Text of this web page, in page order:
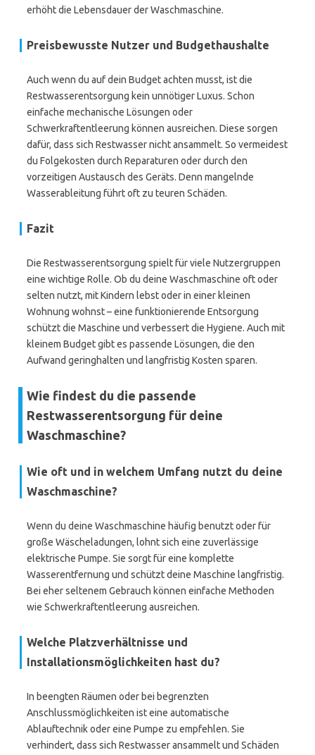
erhöht die Lebensdauer der Waschmaschine.
Preisbewusste Nutzer und Budgethaushalte
Auch wenn du auf dein Budget achten musst, ist die
Restwasserentsorgung kein unnötiger Luxus. Schon
einfache mechanische Lösungen oder
Schwerkraftentleerung können ausreichen. Diese sorgen
dafür, dass sich Restwasser nicht ansammelt. So vermeidest
du Folgekosten durch Reparaturen oder durch den
vorzeitigen Austausch des Geräts. Denn mangelnde
Wasserableitung führt oft zu teuren Schäden.
Fazit
Die Restwasserentsorgung spielt für viele Nutzergruppen
eine wichtige Rolle. Ob du deine Waschmaschine oft oder
selten nutzt, mit Kindern lebst oder in einer kleinen
Wohnung wohnst – eine funktionierende Entsorgung
schützt die Maschine und verbessert die Hygiene. Auch mit
kleinem Budget gibt es passende Lösungen, die den
Aufwand geringhalten und langfristig Kosten sparen.
Wie findest du die passende
Restwasserentsorgung für deine
Waschmaschine?
Wie oft und in welchem Umfang nutzt du deine
Waschmaschine?
Wenn du deine Waschmaschine häufig benutzt oder für
große Wäscheladungen, lohnt sich eine zuverlässige
elektrische Pumpe. Sie sorgt für eine komplette
Wasserentfernung und schützt deine Maschine langfristig.
Bei eher seltenem Gebrauch können einfache Methoden
wie Schwerkraftentleerung ausreichen.
Welche Platzverhältnisse und
Installationsmöglichkeiten hast du?
In beengten Räumen oder bei begrenzten
Anschlussmöglichkeiten ist eine automatische
Ablauftechnik oder eine Pumpe zu empfehlen. Sie
verhindert, dass sich Restwasser ansammelt und Schäden